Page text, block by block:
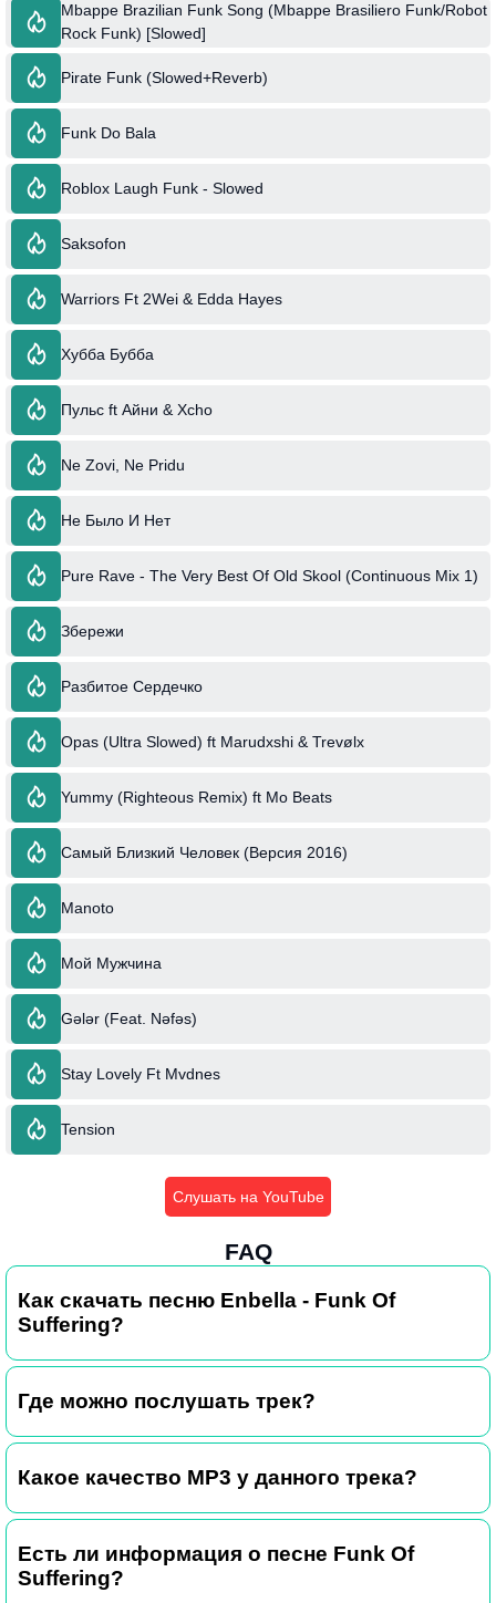
Mbappe Brazilian Funk Song (Mbappe Brasiliero Funk/Robot
Rock Funk) [Slowed]
Pirate Funk (Slowed+Reverb)
Funk Do Bala
Roblox Laugh Funk - Slowed
Saksofon
Warriors Ft 2Wei & Edda Hayes
Хубба Бубба
Пульс ft Айни & Xcho
Ne Zovi, Ne Pridu
Не Было И Нет
Pure Rave - The Very Best Of Old Skool (Continuous Mix 1)
Збережи
Разбитое Сердечко
Opas (Ultra Slowed) ft Marudxshi & Trevølx
Yummy (Righteous Remix) ft Mo Beats
Самый Близкий Человек (Версия 2016)
Manoto
Мой Мужчина
Gələr (Feat. Nəfəs)
Stay Lovely Ft Mvdnes
Tension
Слушать на YouTube
FAQ
Как скачать песню Enbella - Funk Of
Suffering?
Где можно послушать трек?
Какое качество MP3 у данного трека?
Есть ли информация о песне Funk Of
Suffering?